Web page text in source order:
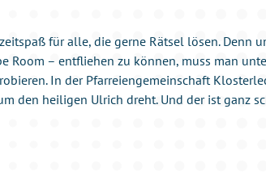
für alle, die gerne Rätsel lösen. Denn
Room – entfliehen zu können, muss man
In der Pfarreiengemeinschaft
den heiligen Ulrich dreht. Und der ist ganz